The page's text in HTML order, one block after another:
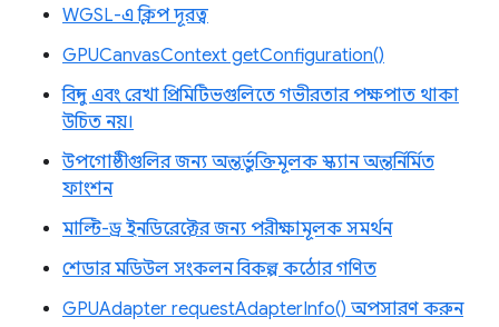
WGSL-এ ক্লিপ দূরত্ব
GPUCanvasContext getConfiguration()
বিন্দু এবং রেখা প্রিমিটিভগুলিতে গভীরতার পক্ষপাত থাকা
উচিত নয়।
উপগোষ্ঠীগুলির জন্য অন্তর্ভুক্তিমূলক স্ক্যান অন্তর্নির্মিত
ফাংশন
মাল্টি-ড্র ইনডিরেক্টের জন্য পরীক্ষামূলক সমর্থন
শেডার মডিউল সংকলন বিকল্প কঠোর গণিত
GPUAdapter requestAdapterInfo() অপসারণ করুন